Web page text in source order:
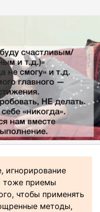
игнорирование
тоже приемы
чтобы применять
методы,